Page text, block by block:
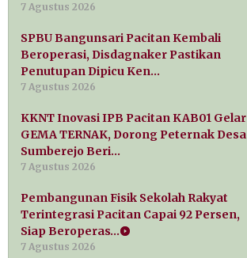
7 Agustus 2026
SPBU Bangunsari Pacitan Kembali
Beroperasi, Disdagnaker Pastikan
Penutupan Dipicu Ken…
7 Agustus 2026
KKNT Inovasi IPB Pacitan KAB01 Gelar
GEMA TERNAK, Dorong Peternak Desa
Sumberejo Beri…
7 Agustus 2026
Pembangunan Fisik Sekolah Rakyat
Terintegrasi Pacitan Capai 92 Persen,
Siap Beroperas…
7 Agustus 2026